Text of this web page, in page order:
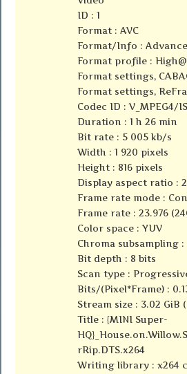
ID : 1
Format : AVC
Format/Info :
Format profile :
Format settings,
Format settings,
Codec ID : V_MPEG4/
Duration : 1 h 26 min
Bit rate : 5 005 kb/s
Width : 1 920 pixels
Height : 816 pixels
Display aspect ratio :
Frame rate mode :
Frame rate : 23.976
Color space : YUV
Chroma subsampling :
Bit depth : 8 bits
Scan type :
Bits/(Pixel*Frame) :
Stream size : 3.02 GiB
Title : {MINI Super-
rRip.DTS.x264
Writing library : x264